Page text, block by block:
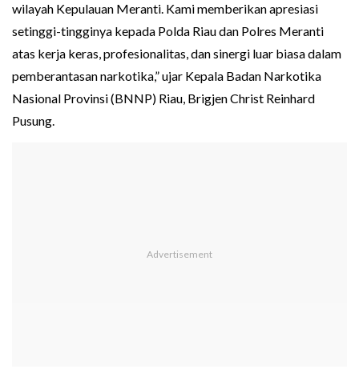
wilayah Kepulauan Meranti. Kami memberikan apresiasi
setinggi-tingginya kepada Polda Riau dan Polres Meranti
atas kerja keras, profesionalitas, dan sinergi luar biasa dalam
pemberantasan narkotika,” ujar Kepala Badan Narkotika
Nasional Provinsi (BNNP) Riau, Brigjen Christ Reinhard
Pusung.